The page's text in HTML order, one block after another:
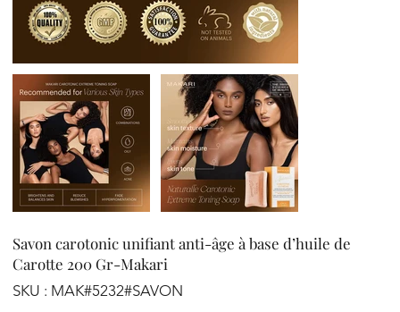
Savon carotonic unifiant anti-âge à base d’huile de
Carotte 200 Gr-Makari
SKU : SKU
MAK#5232#SAVON
MAK#5232#SAVON